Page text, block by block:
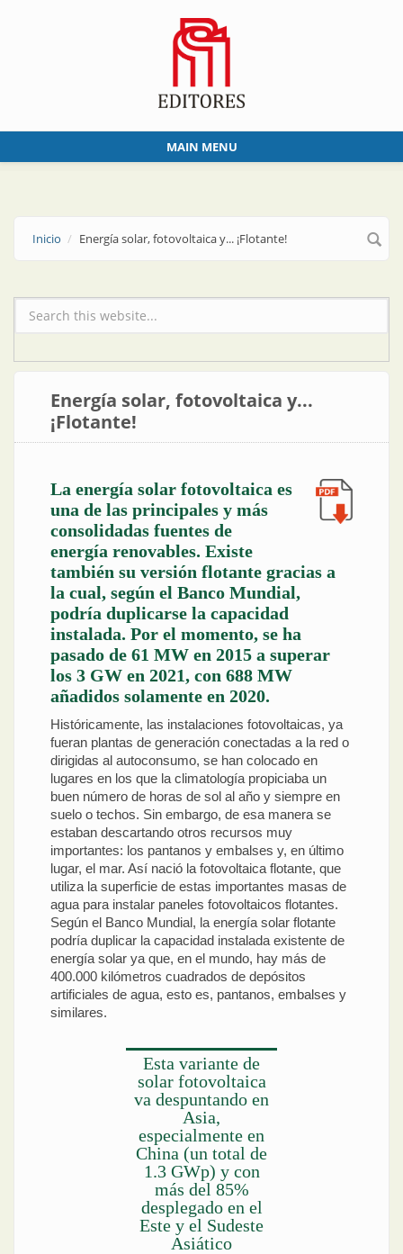
MAIN MENU
Inicio Energía solar, fotovoltaica y... ¡Flotante!
Formulario de búsqueda
Energía solar, fotovoltaica y...
¡Flotante!
La energía solar fotovoltaica es
una de las principales y más
consolidadas fuentes de
energía renovables. Existe
también su versión flotante gracias a
la cual, según el Banco Mundial,
podría duplicarse la capacidad
instalada. Por el momento, se ha
pasado de 61 MW en 2015 a superar
los 3 GW en 2021, con 688 MW
añadidos solamente en 2020.
Históricamente, las instalaciones fotovoltaicas, ya
fueran plantas de generación conectadas a la red o
dirigidas al autoconsumo, se han colocado en
lugares en los que la climatología propiciaba un
buen número de horas de sol al año y siempre en
suelo o techos. Sin embargo, de esa manera se
estaban descartando otros recursos muy
importantes: los pantanos y embalses y, en último
lugar, el mar. Así nació la fotovoltaica flotante, que
utiliza la superficie de estas importantes masas de
agua para instalar paneles fotovoltaicos flotantes.
Según el Banco Mundial, la energía solar flotante
podría duplicar la capacidad instalada existente de
energía solar ya que, en el mundo, hay más de
400.000 kilómetros cuadrados de depósitos
artificiales de agua, esto es, pantanos, embalses y
similares.
Esta variante de
solar fotovoltaica
va despuntando en
Asia,
especialmente en
China (un total de
1.3 GWp) y con
más del 85%
desplegado en el
Este y el Sudeste
Asiático